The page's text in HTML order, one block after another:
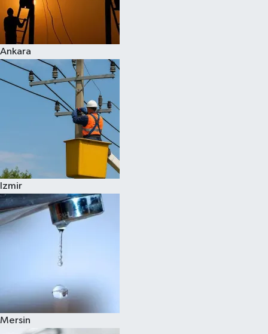
Ankara
Izmir
Mersin